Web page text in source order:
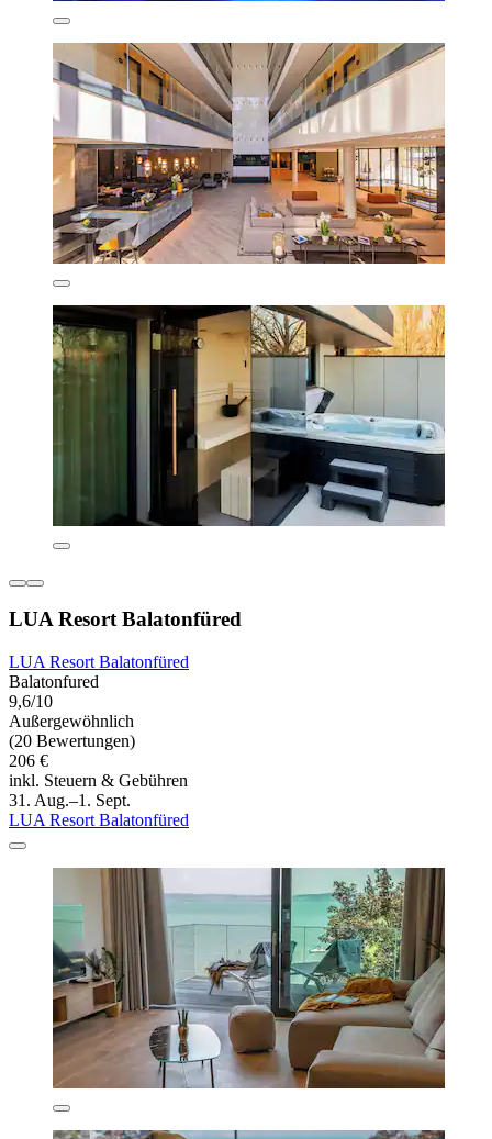
LUA Resort Balatonfüred
LUA Resort Balatonfüred
Balatonfured
9,6/10
Außergewöhnlich
(20 Bewertungen)
206 €
inkl. Steuern & Gebühren
31. Aug.–1. Sept.
LUA Resort Balatonfüred